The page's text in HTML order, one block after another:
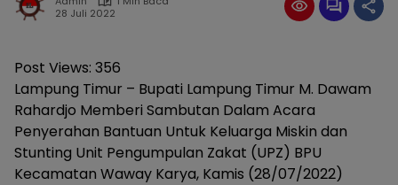
28 Juli 2022
Post Views: 356
Lampung Timur – Bupati Lampung Timur M. Dawam
Rahardjo Memberi Sambutan Dalam Acara
Penyerahan Bantuan Untuk Keluarga Miskin dan
Stunting Unit Pengumpulan Zakat (UPZ) BPU
Kecamatan Waway Karya, Kamis (28/07/2022)